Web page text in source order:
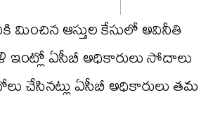
ఆస్తుల కేసులో అవినీతి
ఇంట్లో ఏసీబీ అధికారులు సోదాలు
చేసినట్లు ఏసీబీ అధికారులు తమ